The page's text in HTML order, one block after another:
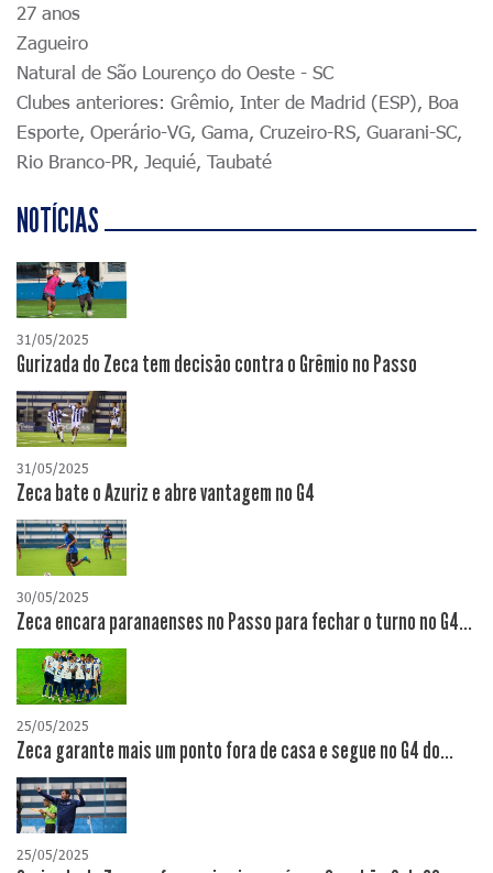
27 anos
Zagueiro
Natural de São Lourenço do Oeste - SC
Clubes anteriores: Grêmio, Inter de Madrid (ESP), Boa
Esporte, Operário-VG, Gama, Cruzeiro-RS, Guarani-SC,
Rio Branco-PR, Jequié, Taubaté
NOTÍCIAS
31/05/2025
Gurizada do Zeca tem decisão contra o Grêmio no Passo
31/05/2025
Zeca bate o Azuriz e abre vantagem no G4
30/05/2025
Zeca encara paranaenses no Passo para fechar o turno no G4...
25/05/2025
Zeca garante mais um ponto fora de casa e segue no G4 do...
25/05/2025